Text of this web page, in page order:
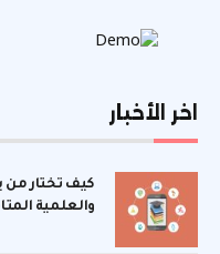
اخر الأخبار
كيف تختار من
والعلمية